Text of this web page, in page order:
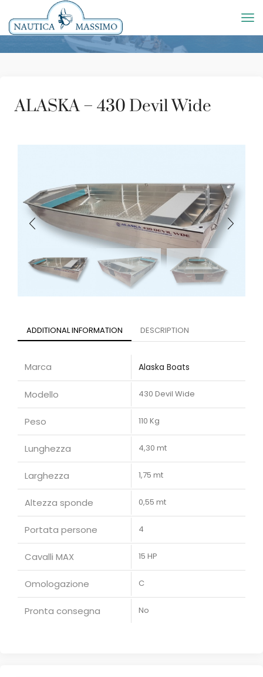
ALASKA – 430 Devil Wide
ADDITIONAL INFORMATION DESCRIPTION
Marca Alaska Boats
Modello 430 Devil Wide
Peso 110 Kg
Lunghezza 4,30 mt
Larghezza 1,75 mt
Altezza sponde 0,55 mt
Portata persone 4
Cavalli MAX 15 HP
Omologazione C
Pronta consegna No